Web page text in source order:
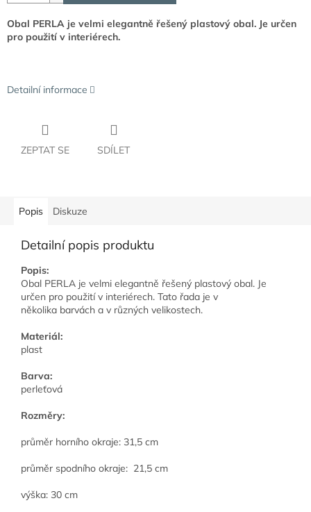
Obal PERLA je velmi elegantně řešený plastový obal. Je určen
pro použití v interiérech.
Detailní informace
ZEPTAT SE SDÍLET
Popis Diskuze
Detailní popis produktu
Popis:
Obal PERLA je velmi elegantně řešený plastový obal. Je
určen pro použití v interiérech. Tato řada je v
několika barvách a v různých velikostech.
Materiál:
plast
Barva:
perleťová
Rozměry:
průměr horního okraje: 31,5 cm
průměr spodního okraje: 21,5 cm
výška: 30 cm